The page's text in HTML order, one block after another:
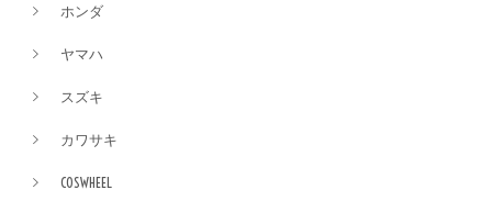
ホンダ
ヤマハ
スズキ
カワサキ
COSWHEEL